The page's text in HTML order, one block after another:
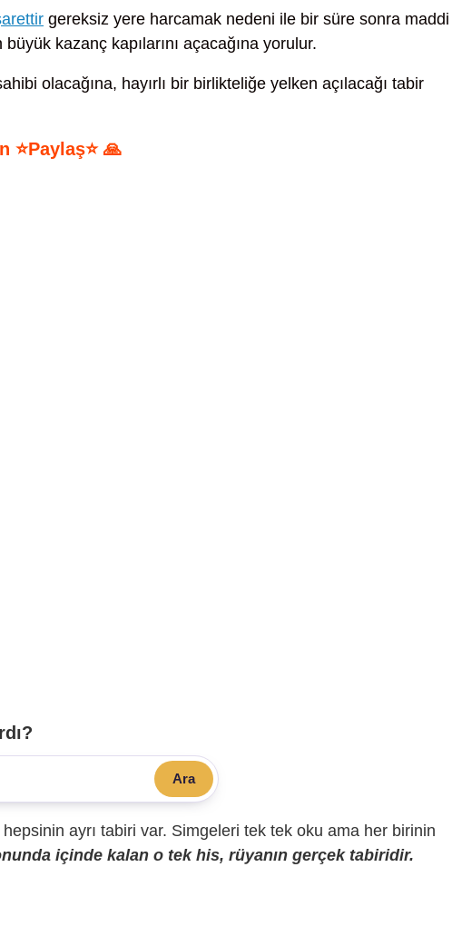
gereksiz yere harcamak nedeni ile bir süre sonra maddi
kazanç kapılarını açacağına yorulur.
olacağına, hayırlı bir birlikteliğe yelken açılacağı tabir
🙏
Ara
ayrı tabiri var. Simgeleri tek tek oku ama her birinin
içinde kalan o tek his, rüyanın gerçek tabiridir.